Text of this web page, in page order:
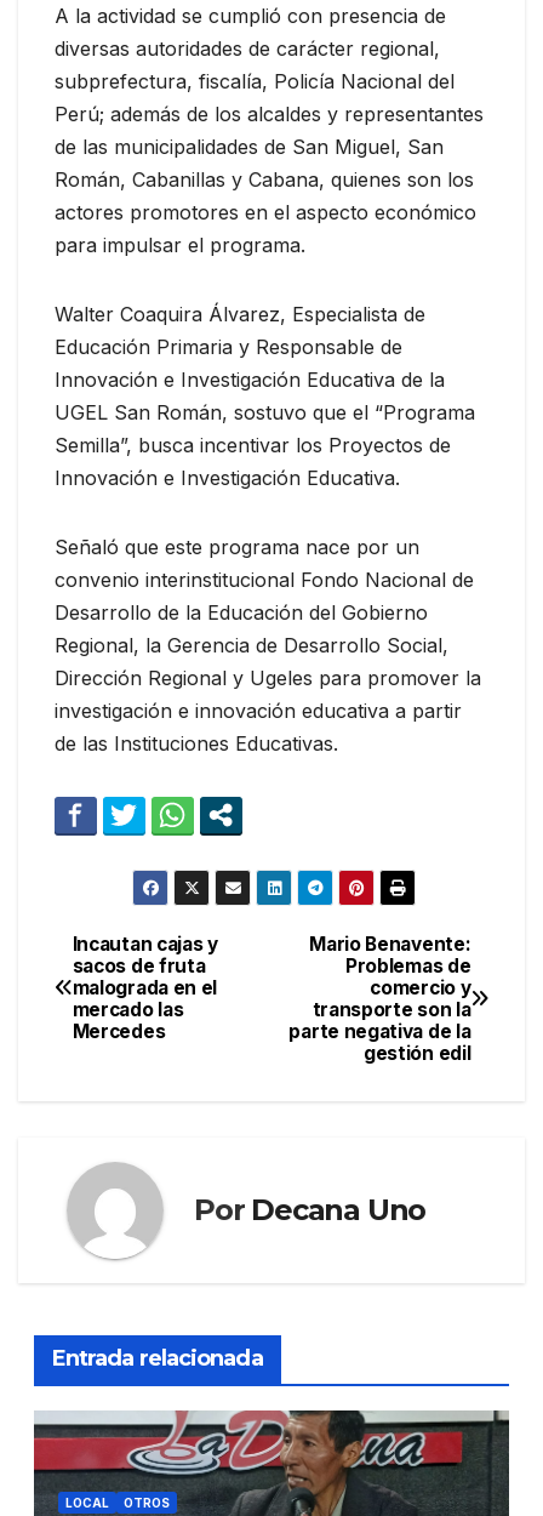
A la actividad se cumplió con presencia de
diversas autoridades de carácter regional,
subprefectura, fiscalía, Policía Nacional del
Perú; además de los alcaldes y representantes
de las municipalidades de San Miguel, San
Román, Cabanillas y Cabana, quienes son los
actores promotores en el aspecto económico
para impulsar el programa.
Walter Coaquira Álvarez, Especialista de
Educación Primaria y Responsable de
Innovación e Investigación Educativa de la
UGEL San Román, sostuvo que el “Programa
Semilla”, busca incentivar los Proyectos de
Innovación e Investigación Educativa.
Señaló que este programa nace por un
convenio interinstitucional Fondo Nacional de
Desarrollo de la Educación del Gobierno
Regional, la Gerencia de Desarrollo Social,
Dirección Regional y Ugeles para promover la
investigación e innovación educativa a partir
de las Instituciones Educativas.
Navegación
de
Mario Benavente:
Problemas de
comercio y
transporte son la
parte negativa de la
gestión edil
Incautan cajas y
sacos de fruta
malograda en el
mercado las
Mercedes
Por Decana Uno
Entrada relacionada
LOCAL OTROS